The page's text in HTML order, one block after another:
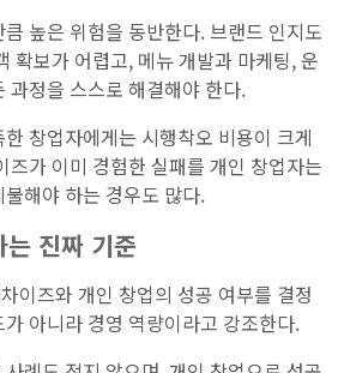
높은 위험을 동반한다. 브랜드 인지도
확보가 어렵고, 메뉴 개발과 마케팅, 운
과정을 스스로 해결해야 한다.
창업자에게는 시행착오 비용이 크게
즈가 이미 경험한 실패를 개인 창업자는
해야 하는 경우도 많다.
진짜 기준
이즈와 개인 창업의 성공 여부를 결정
아니라 경영 역량이라고 강조한다.